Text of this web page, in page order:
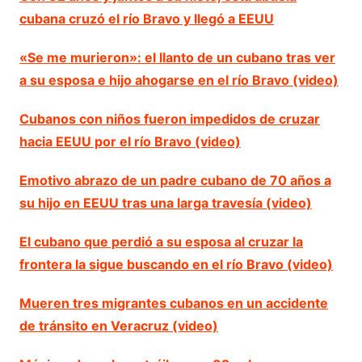
cubana cruzó el río Bravo y llegó a EEUU
«Se me murieron»: el llanto de un cubano tras ver
a su esposa e hijo ahogarse en el río Bravo (video)
Cubanos con niños fueron impedidos de cruzar
hacia EEUU por el río Bravo (video)
Emotivo abrazo de un padre cubano de 70 años a
su hijo en EEUU tras una larga travesía (video)
El cubano que perdió a su esposa al cruzar la
frontera la sigue buscando en el río Bravo (video)
Mueren tres migrantes cubanos en un accidente
de tránsito en Veracruz (video)